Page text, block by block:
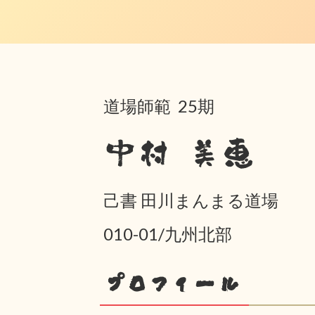
道場師範 25期
中村 美恵
己書 田川まんまる道場
010-01/九州北部
プロフィール